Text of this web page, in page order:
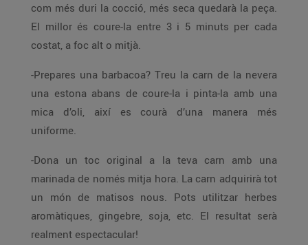
com més duri la cocció, més seca quedarà la peça.
El millor és coure-la entre 3 i 5 minuts per cada
costat, a foc alt o mitjà.
-Prepares una barbacoa? Treu la carn de la nevera
una estona abans de coure-la i pinta-la amb una
mica d’oli, així es courà d’una manera més
uniforme.
-Dona un toc original a la teva carn amb una
marinada de només mitja hora. La carn adquirirà tot
un món de matisos nous. Pots utilitzar herbes
aromàtiques, gingebre, soja, etc. El resultat serà
realment espectacular!